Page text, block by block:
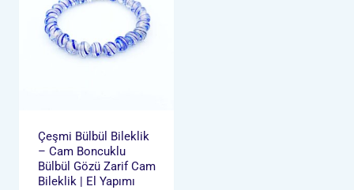
Çeşmi Bülbül Bileklik
– Cam Boncuklu
Bülbül Gözü Zarif Cam
Bileklik | El Yapımı